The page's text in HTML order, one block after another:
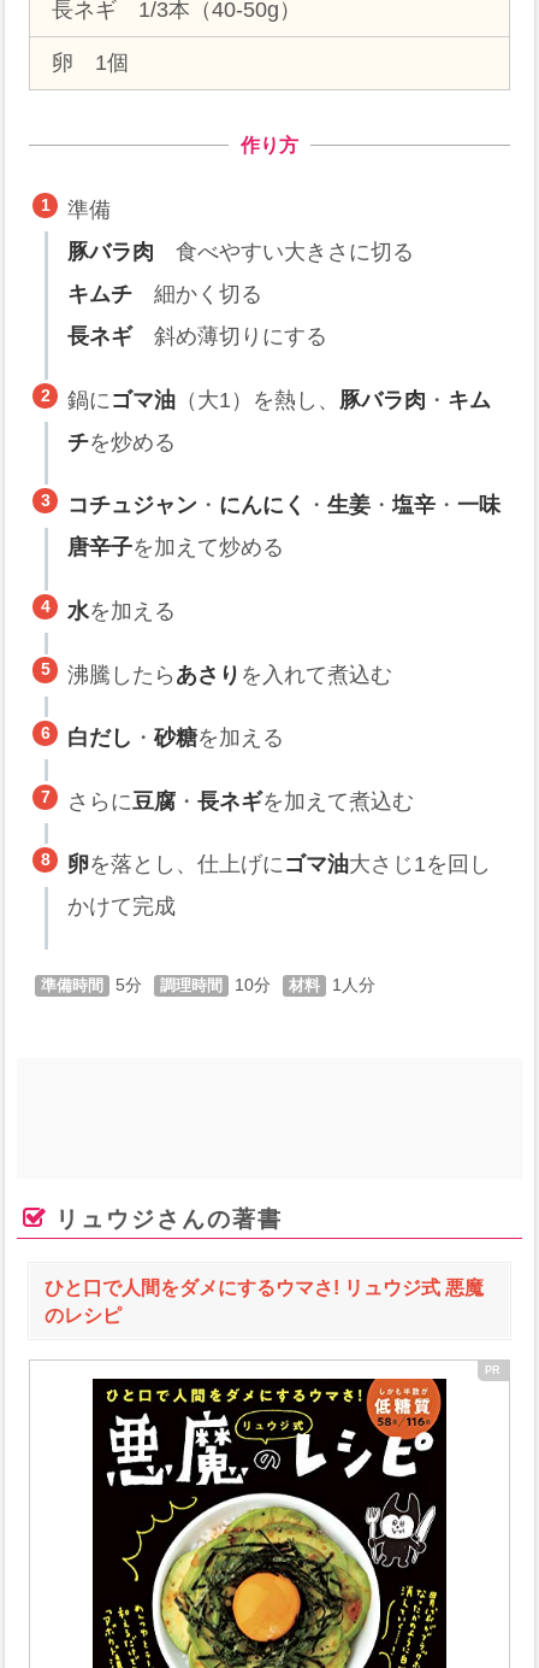
長ネギ 1/3本（40-50g）
卵 1個
作り方
準備
豚バラ肉 食べやすい大きさに切る
キムチ 細かく切る
長ネギ 斜め薄切りにする
鍋に ゴマ油 （大1）を熱し、 豚バラ肉 ・ キム
チを炒める
コチュジャン ・ にんにく ・生姜 ・塩辛 ・一味
唐辛子を加えて炒める
水を加える
沸騰したら あさり を入れて煮込む
白だし ・砂糖を加える
さらに豆腐 ・長ネギを加えて煮込む
卵を落とし、仕上げにゴマ油大さじ1を回し
かけて完成
5 10 1
リュウジさんの著書
ひと口で人間をダメにするウマさ! リュウジ式 悪魔
のレシピ